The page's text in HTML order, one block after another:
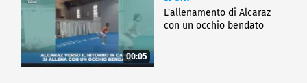
00:05
L'allenamento di Alcaraz
con un occhio bendato